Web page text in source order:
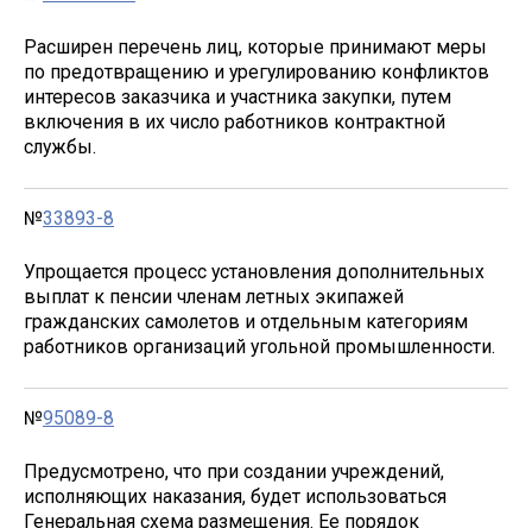
Расширен перечень лиц, которые принимают меры
по предотвращению и урегулированию конфликтов
интересов заказчика и участника закупки, путем
включения в их число работников контрактной
службы.
№33893-8
Упрощается процесс установления дополнительных
выплат к пенсии членам летных экипажей
гражданских самолетов и отдельным категориям
работников организаций угольной промышленности.
№95089-8
Предусмотрено, что при создании учреждений,
исполняющих наказания, будет использоваться
Генеральная схема размещения. Ее порядок